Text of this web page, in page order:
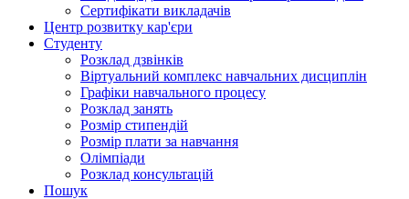
Сертифікати викладачів
Центр розвитку кар'єри
Студенту
Розклад дзвінків
Віртуальний комплекс навчальних дисциплін
Графіки навчального процесу
Розклад занять
Розмір стипендій
Розмір плати за навчання
Олімпіади
Розклад консультацій
Пошук